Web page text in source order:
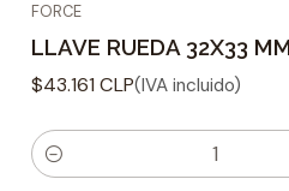
FORCE
LLAVE RUEDA 32X33
$43.161 CLP(IVA incluido)
C